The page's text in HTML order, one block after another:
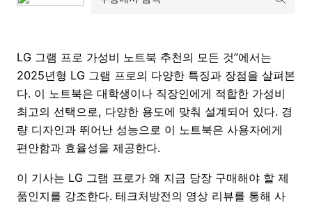
LG 그램 프로 가성비 노트북 추천의 모든 것”에서는
2025년형 LG 그램 프로의 다양한 특징과 장점을 살펴본
다. 이 노트북은 대학생이나 직장인에게 적합한 가성비
최고의 선택으로, 다양한 용도에 맞춰 설계되어 있다. 경
량 디자인과 뛰어난 성능으로 이 노트북은 사용자에게
편안함과 효율성을 제공한다.
이 기사는 LG 그램 프로가 왜 지금 당장 구매해야 할 제
품인지를 강조한다. 테크처방전의 영상 리뷰를 통해 사